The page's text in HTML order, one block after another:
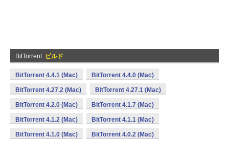
BitTorrent ビルド
BitTorrent 4.4.1 (Mac) BitTorrent 4.4.0 (Mac)
BitTorrent 4.27.2 (Mac) BitTorrent 4.27.1 (Mac)
BitTorrent 4.2.0 (Mac) BitTorrent 4.1.7 (Mac)
BitTorrent 4.1.2 (Mac) BitTorrent 4.1.1 (Mac)
BitTorrent 4.1.0 (Mac) BitTorrent 4.0.2 (Mac)